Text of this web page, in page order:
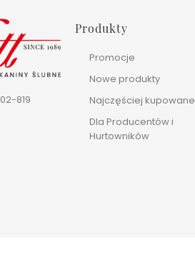
02-819
Produkty
Promocje
Nowe produkty
Najczęściej kupowane
Dla Producentów i
Hurtowników